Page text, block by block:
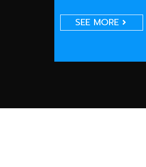
SEE MORE